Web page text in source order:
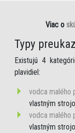
Viac o
Typy
Existujú 4
plavidiel:
vodca malého
vlastným
vodca malého
vlastným